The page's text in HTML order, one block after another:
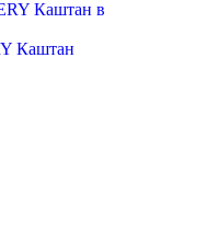
Каштан